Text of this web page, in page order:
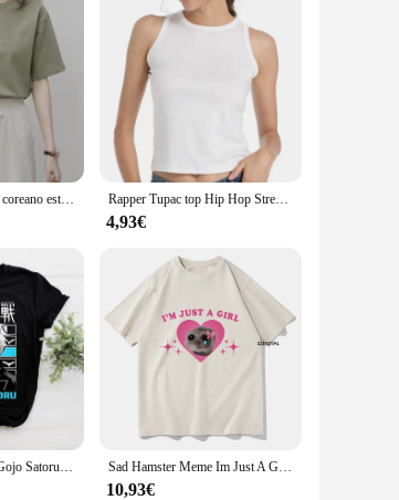
T-shirt girocollo stile coreano estate donna vestibilità ampia stampa vegetale Casual tinta unita maniche corte Top per studenti Rapper Tupac top Hip Hop Streetwear T-Shirt oversize a maniche corte T-Shirt moda uomo donna T-Shirt
4,93€
Giapponese Manga Gojo Satoru T Shirt donna Top Jujutsu Kaisen Anime T-Shirt Unisex Harajuku Kawaii manica corta Tee estate Top Sad Hamster Meme Im Just A Girl magliette uomo/donna abbigliamento Harajuku estetica Tshirt Vintage Unisex Streetwear Cotton Tops
10,93€